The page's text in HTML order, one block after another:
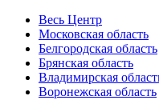
Весь Центр
Московская область
Белгородская область
Брянская область
Владимирская
Воронежская область